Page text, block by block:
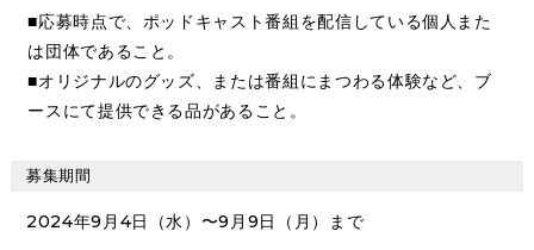
■応募時点で、ポッドキャスト番組を配信している個人また
は団体であること。
■オリジナルのグッズ、または番組にまつわる体験など、ブ
ースにて提供できる品があること。
募集期間
2024年9月4日（水）〜9月9日（月）まで